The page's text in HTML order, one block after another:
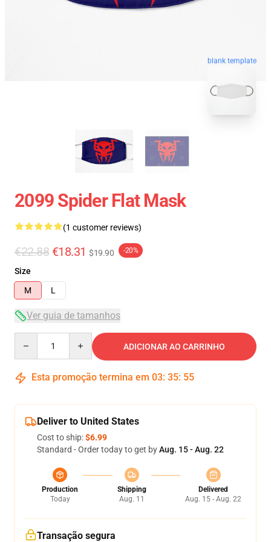
blank template
2099 Spider Flat Mask
(1 customer reviews)
€22.88 €18.31 $19.90 -20%
Size
M
L
Ver guia de tamanhos
ADICIONAR AO CARRINHO
Esta promoção termina em 03: 35: 54
Deliver to United States
Cost to ship:$6.99
Standard - Order today to get byAug. 15 - Aug. 22
Production
Today
Shipping
Aug. 11
Delivered
Aug. 15 - Aug. 22
Transação segura